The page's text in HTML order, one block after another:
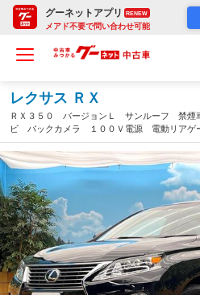
グーネットアプリ RENEW
メアド不要で問い合わせ可能
レクサス ＲＸ
ＲＸ３５０ バージョンＬ サンルーフ 禁煙
ビ バックカメラ １００Ｖ電源 電動リア
シートエアコン ドラレコ ＨＩＤヘッド メ
Ｃ 純正１８インチアルミ（大阪府）